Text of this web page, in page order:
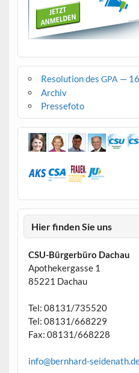
Resolution des GPA —
Archiv
Pressefoto
Hier finden Sie uns
CSU-Bürgerbüro Dachau
Apothekergasse 1
85221 Dachau
Tel: 08131/735520
Tel: 08131/668229
Fax: 08131/668228
info@bernhard-